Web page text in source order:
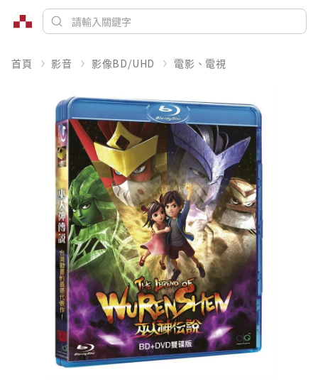
首頁 影音 影像BD/UHD 電影、電視